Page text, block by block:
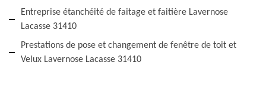
Entreprise étanchéité de faitage et faitière Lavernose
Lacasse 31410
Prestations de pose et changement de fenêtre de toit et
Velux Lavernose Lacasse 31410